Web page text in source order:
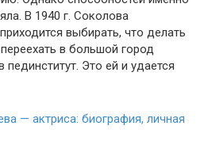
В 1940 г. Соколова
выбирать, что делать
в большой город
пединститут. Это ей и удается
— актриса: биография, личная